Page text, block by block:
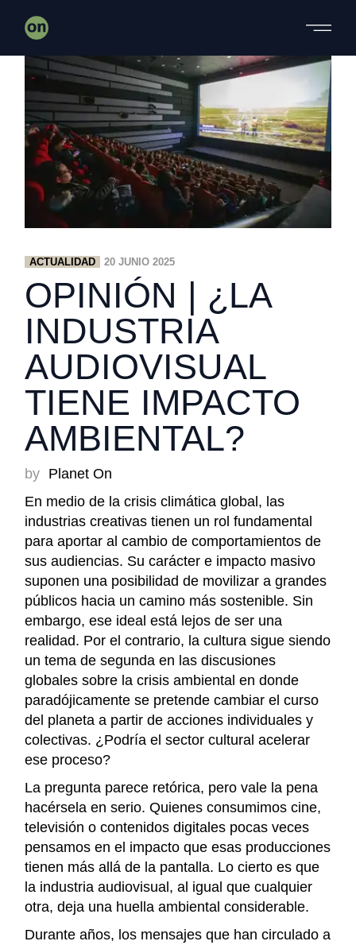
ACTUALIDAD 20 JUNIO 2025
OPINIÓN | ¿LA
INDUSTRIA
AUDIOVISUAL
TIENE IMPACTO
AMBIENTAL?
by Planet On
En medio de la crisis climática global, las
industrias creativas tienen un rol fundamental
para aportar al cambio de comportamientos de
sus audiencias. Su carácter e impacto masivo
suponen una posibilidad de movilizar a grandes
públicos hacia un camino más sostenible. Sin
embargo, ese ideal está lejos de ser una
realidad. Por el contrario, la cultura sigue siendo
un tema de segunda en las discusiones
globales sobre la crisis ambiental en donde
paradójicamente se pretende cambiar el curso
del planeta a partir de acciones individuales y
colectivas. ¿Podría el sector cultural acelerar
ese proceso?
La pregunta parece retórica, pero vale la pena
hacérsela en serio. Quienes consumimos cine,
televisión o contenidos digitales pocas veces
pensamos en el impacto que esas producciones
tienen más allá de la pantalla. Lo cierto es que
la industria audiovisual, al igual que cualquier
otra, deja una huella ambiental considerable.
Durante años, los mensajes que han circulado a